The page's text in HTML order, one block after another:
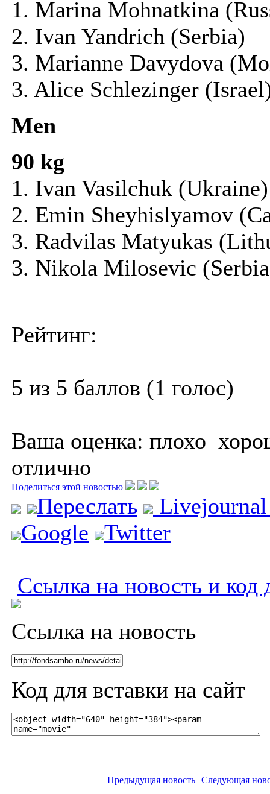
1. Marina Mohnatkina
2. Ivan Yandrich (Serbia)
3. Marianne Davydova
3. Alice Schlezinger
Men
90 kg
1. Ivan Vasilchuk (Ukraine)
2. Emin Sheyhislyamov
3. Radvilas Matyukas
3. Nikola Milosevic
Рейтинг:
5 из 5 баллов (1 голос)
Ваша оценка: плохо
отлично
Поделиться этой новостью
Переслать
Google
Twitter
Ссылка на новость и код
Ссылка на новость
Код для вставки на сайт
Предыдущая новость Следующая